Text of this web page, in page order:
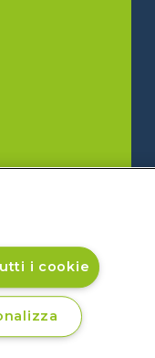
i cookie